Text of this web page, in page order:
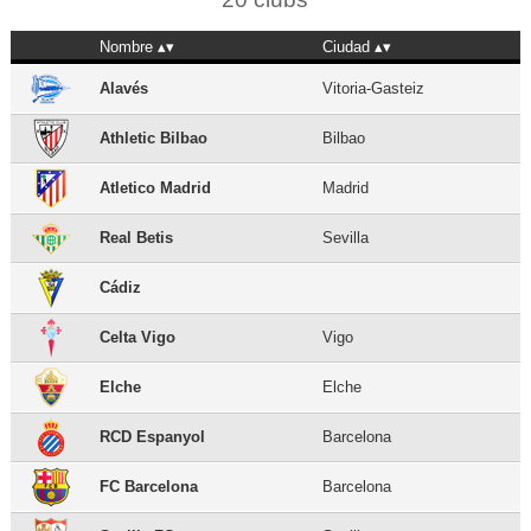
Nombre Ciudad
Alavés Vitoria-Gasteiz
Athletic Bilbao Bilbao
Atletico Madrid Madrid
Real Betis Sevilla
Cádiz
Celta Vigo Vigo
Elche Elche
RCD Espanyol Barcelona
FC Barcelona Barcelona